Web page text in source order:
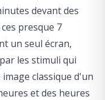
devant des
presque 7
un seul écran,
les stimuli qui
classique d'un
et des heures